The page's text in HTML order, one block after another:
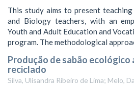
This study aims to present
and Biology teachers, with an
Youth and Adult Education and
program. The methodological
Produção de sabão ecológico
reciclado
Silva, Ulisandra Ribeiro de Lima; Melo,